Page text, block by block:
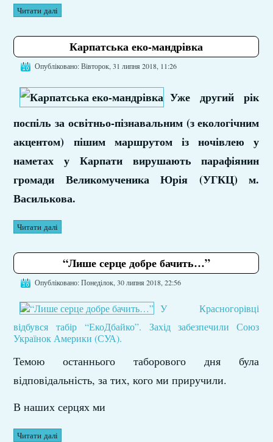
Читати далі
Карпатська еко-мандрівка
Опубліковано: Вівторок, 31 липня 2018, 11:26
Уже другий рік
поспіль за освітньо-пізнавальним (з екологічним
акцентом) пішим маршрутом із ночівлею у
наметах у Карпати вирушають парафіянин
громади Великомученика Юрія (УГКЦ) м.
Василькова.
Читати далі
“Лише серце добре бачить…”
Опубліковано: Понеділок, 30 липня 2018, 22:56
У Красногорівці
відбувся табір “ЕкоДбайко”. Захід забезпечили Союз
Українок Америки (СУА).
Темою останнього таборового дня була
відповідальність, за тих, кого ми приручили.
В наших серцях ми
Читати далі